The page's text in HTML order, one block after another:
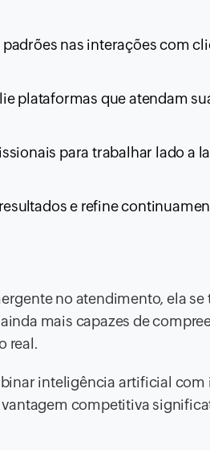
nas interações com
plataformas que atendam
para trabalhar lado a
e refine
no atendimento, ela
mais capazes de
real.
inteligência artificial
competitiva